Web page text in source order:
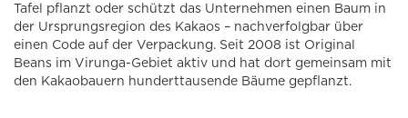
Tafel pflanzt oder schützt das Unternehmen einen Baum in
der Ursprungsregion des Kakaos – nachverfolgbar über
einen Code auf der Verpackung. Seit 2008 ist Original
Beans im Virunga-Gebiet aktiv und hat dort gemeinsam mit
den Kakaobauern hunderttausende Bäume gepflanzt.